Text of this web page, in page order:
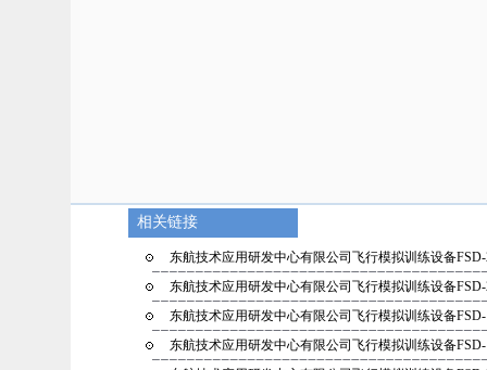
相关链接
东航技术应用研发中心有限公司飞行模拟训练设备
东航技术应用研发中心有限公司飞行模拟训练设备
东航技术应用研发中心有限公司飞行模拟训练设备
东航技术应用研发中心有限公司飞行模拟训练设备